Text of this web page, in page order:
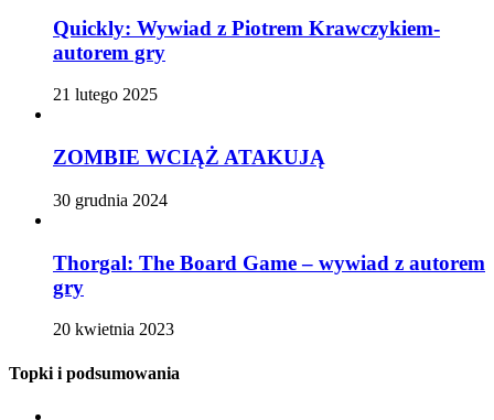
Quickly: Wywiad z Piotrem Krawczykiem-
autorem gry
21 lutego 2025
ZOMBIE WCIĄŻ ATAKUJĄ
30 grudnia 2024
Thorgal: The Board Game – wywiad z autorem
gry
20 kwietnia 2023
Topki i podsumowania